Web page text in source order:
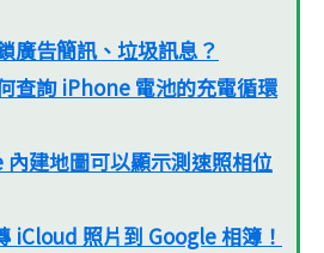
廣告簡訊、垃圾訊息？
查詢 iPhone 電池的充電循環
建地圖可以顯示測速照相位
iCloud 照片到 Google 相簿！